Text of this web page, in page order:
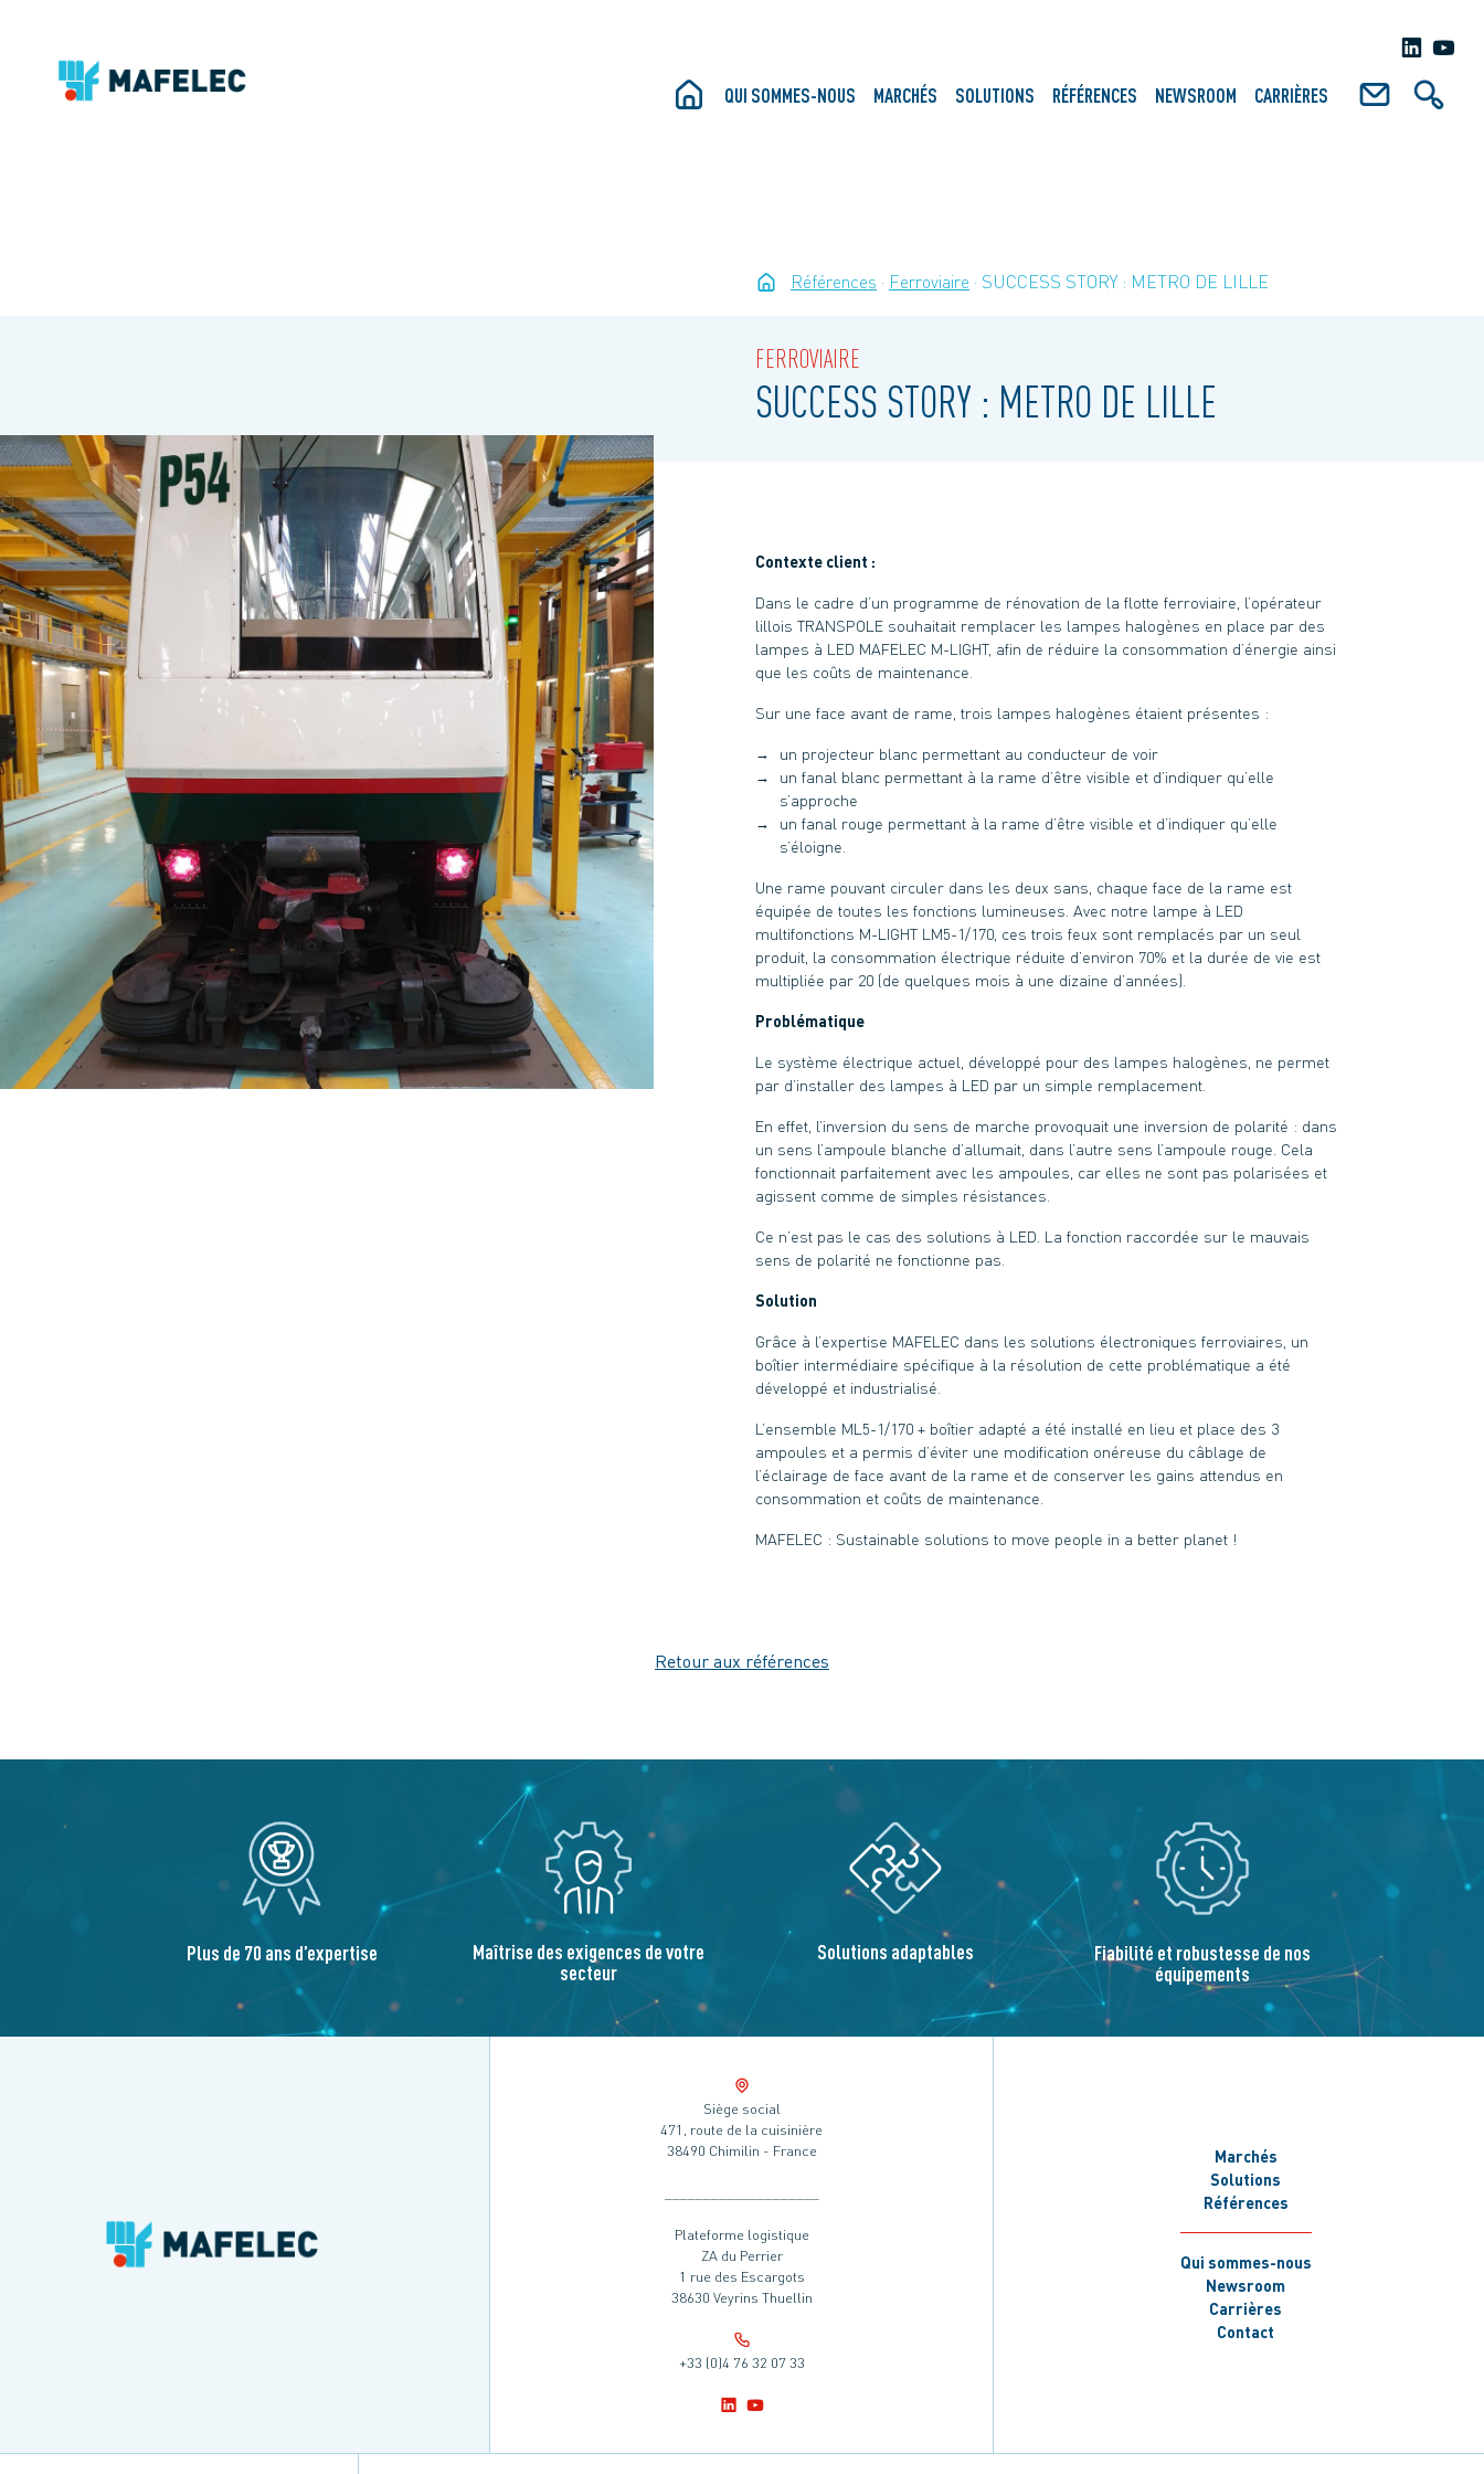
QUI SOMMES-NOUS MARCHÉS SOLUTIONS RÉFÉRENCES NEWSROOM CARRIÈRES
Références Ferroviaire SUCCESS STORY : METRO DE LILLE
FERROVIAIRE
SUCCESS STORY : METRO DE LILLE
Contexte client :
Dans le cadre d’un programme de rénovation de la flotte ferroviaire, l’opérateur
lillois TRANSPOLE souhaitait remplacer les lampes halogènes en place par des
lampes à LED MAFELEC M-LIGHT, afin de réduire la consommation d’énergie ainsi
que les coûts de maintenance.
Sur une face avant de rame, trois lampes halogènes étaient présentes :
un projecteur blanc permettant au conducteur de voir
un fanal blanc permettant à la rame d’être visible et d’indiquer qu’elle
s’approche
un fanal rouge permettant à la rame d’être visible et d’indiquer qu’elle
s’éloigne.
Une rame pouvant circuler dans les deux sans, chaque face de la rame est
équipée de toutes les fonctions lumineuses. Avec notre lampe à LED
multifonctions M-LIGHT LM5-1/170, ces trois feux sont remplacés par un seul
produit, la consommation électrique réduite d’environ 70% et la durée de vie est
multipliée par 20 (de quelques mois à une dizaine d’années).
Problématique
Le système électrique actuel, développé pour des lampes halogènes, ne permet
par d’installer des lampes à LED par un simple remplacement.
En effet, l’inversion du sens de marche provoquait une inversion de polarité : dans
un sens l’ampoule blanche d’allumait, dans l’autre sens l’ampoule rouge. Cela
fonctionnait parfaitement avec les ampoules, car elles ne sont pas polarisées et
agissent comme de simples résistances.
Ce n’est pas le cas des solutions à LED. La fonction raccordée sur le mauvais
sens de polarité ne fonctionne pas.
Solution
Grâce à l’expertise MAFELEC dans les solutions électroniques ferroviaires, un
boîtier intermédiaire spécifique à la résolution de cette problématique a été
développé et industrialisé.
L’ensemble ML5-1/170 + boîtier adapté a été installé en lieu et place des 3
ampoules et a permis d’éviter une modification onéreuse du câblage de
l’éclairage de face avant de la rame et de conserver les gains attendus en
consommation et coûts de maintenance.
MAFELEC : Sustainable solutions to move people in a better planet !
Retour aux références
Plus de 70 ans d’expertise Maîtrise des exigences de votre
secteur
Solutions adaptables Fiabilité et robustesse de nos
équipements
Siège social
471, route de la cuisinière
38490 Chimilin - France
Plateforme logistique
ZA du Perrier
1 rue des Escargots
38630 Veyrins Thuellin
+33 (0)4 76 32 07 33
Marchés
Solutions
Références
Qui sommes-nous
Newsroom
Carrières
Contact